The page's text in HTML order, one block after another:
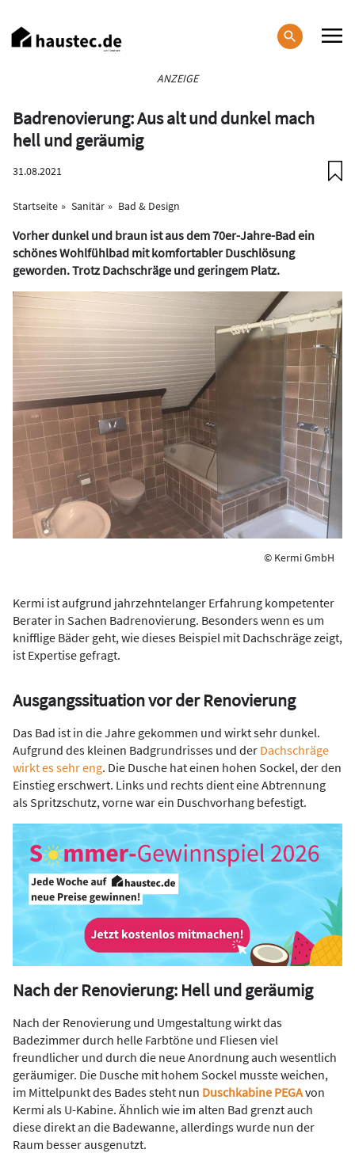
zum
Inhalt
ANZEIGE
Badrenovierung: Aus alt und dunkel mach
hell und geräumig
31.08.2021
Startseite Sanitär Bad & Design
Vorher dunkel und braun ist aus dem 70er-Jahre-Bad ein
schönes Wohlfühlbad mit komfortabler Duschlösung
geworden. Trotz Dachschräge und geringem Platz.
© Kermi GmbH
Kermi ist aufgrund jahrzehntelanger Erfahrung kompetenter
Berater in Sachen Badrenovierung. Besonders wenn es um
knifflige Bäder geht, wie dieses Beispiel mit Dachschräge zeigt,
ist Expertise gefragt.
Ausgangssituation vor der Renovierung
Das Bad ist in die Jahre gekommen und wirkt sehr dunkel.
Aufgrund des kleinen Badgrundrisses und der Dachschräge
wirkt es sehr eng. Die Dusche hat einen hohen Sockel, der den
Einstieg erschwert. Links und rechts dient eine Abtrennung
als Spritzschutz, vorne war ein Duschvorhang befestigt.
Nach der Renovierung: Hell und geräumig
Nach der Renovierung und Umgestaltung wirkt das
Badezimmer durch helle Farbtöne und Fliesen viel
freundlicher und durch die neue Anordnung auch wesentlich
geräumiger. Die Dusche mit hohem Sockel musste weichen,
im Mittelpunkt des Bades steht nun Duschkabine PEGAvon
Kermi als U-Kabine. Ähnlich wie im alten Bad grenzt auch
diese direkt an die Badewanne, allerdings wurde nun der
Raum besser ausgenutzt.